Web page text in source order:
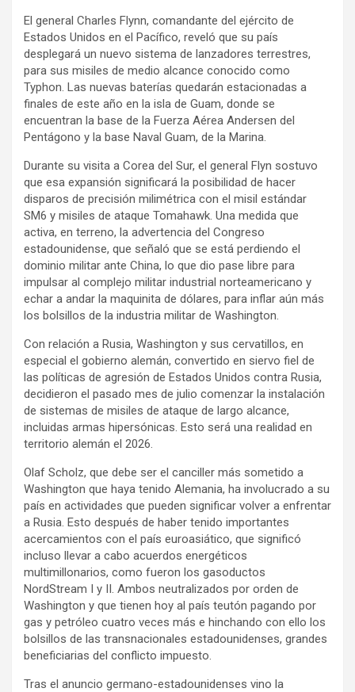
El general Charles Flynn, comandante del ejército de
Estados Unidos en el Pacífico, reveló que su país
desplegará un nuevo sistema de lanzadores terrestres,
para sus misiles de medio alcance conocido como
Typhon. Las nuevas baterías quedarán estacionadas a
finales de este año en la isla de Guam, donde se
encuentran la base de la Fuerza Aérea Andersen del
Pentágono y la base Naval Guam, de la Marina.
Durante su visita a Corea del Sur, el general Flyn sostuvo
que esa expansión significará la posibilidad de hacer
disparos de precisión milimétrica con el misil estándar
SM6 y misiles de ataque Tomahawk. Una medida que
activa, en terreno, la advertencia del Congreso
estadounidense, que señaló que se está perdiendo el
dominio militar ante China, lo que dio pase libre para
impulsar al complejo militar industrial norteamericano y
echar a andar la maquinita de dólares, para inflar aún más
los bolsillos de la industria militar de Washington.
Con relación a Rusia, Washington y sus cervatillos, en
especial el gobierno alemán, convertido en siervo fiel de
las políticas de agresión de Estados Unidos contra Rusia,
decidieron el pasado mes de julio comenzar la instalación
de sistemas de misiles de ataque de largo alcance,
incluidas armas hipersónicas. Esto será una realidad en
territorio alemán el 2026.
Olaf Scholz, que debe ser el canciller más sometido a
Washington que haya tenido Alemania, ha involucrado a su
país en actividades que pueden significar volver a enfrentar
a Rusia. Esto después de haber tenido importantes
acercamientos con el país euroasiático, que significó
incluso llevar a cabo acuerdos energéticos
multimillonarios, como fueron los gasoductos
NordStream I y II. Ambos neutralizados por orden de
Washington y que tienen hoy al país teutón pagando por
gas y petróleo cuatro veces más e hinchando con ello los
bolsillos de las transnacionales estadounidenses, grandes
beneficiarias del conflicto impuesto.
Tras el anuncio germano-estadounidenses vino la